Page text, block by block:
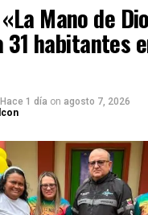
Mano de
habitantes
Hace 1 día on agosto 7, 2026